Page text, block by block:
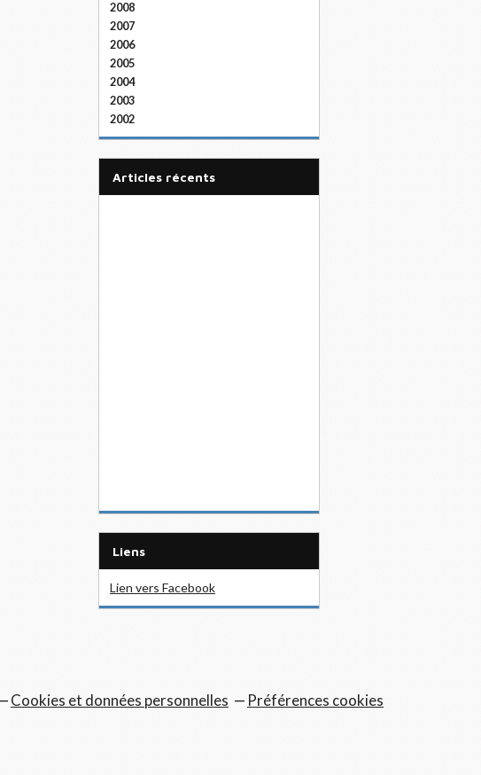
2008
2007
2006
2005
2004
2003
2002
articles récents
Liens
Lien vers Facebook
Cookies et données personnelles Préférences cookies